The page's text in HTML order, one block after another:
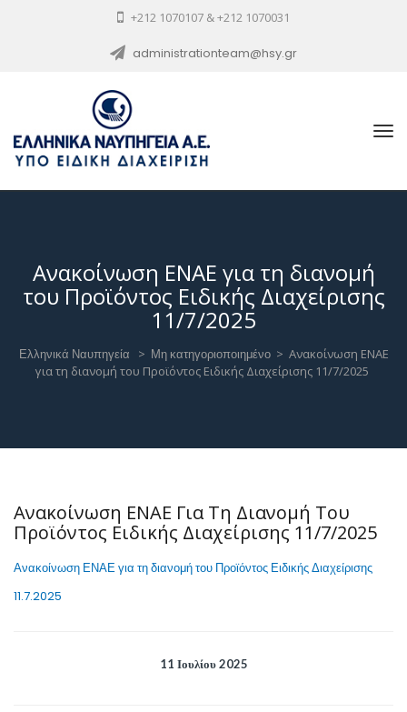
+212 1070107 & +212 1070031
administrationteam@hsy.gr
Ανακοίνωση ΕΝΑΕ για τη διανομή
του Προϊόντος Ειδικής Διαχείρισης
11/7/2025
Ελληνικά Ναυπηγεία > Μη κατηγοριοποιημένο > Ανακοίνωση ΕΝΑΕ
για τη διανομή του Προϊόντος Ειδικής Διαχείρισης 11/7/2025
Ανακοίνωση ΕΝΑΕ Για Τη Διανομή Του
Προϊόντος Ειδικής Διαχείρισης 11/7/2025
Ανακοίνωση ΕΝΑΕ για τη διανομή του Προϊόντος Ειδικής Διαχείρισης
11.7.2025
11 Ιουλίου 2025